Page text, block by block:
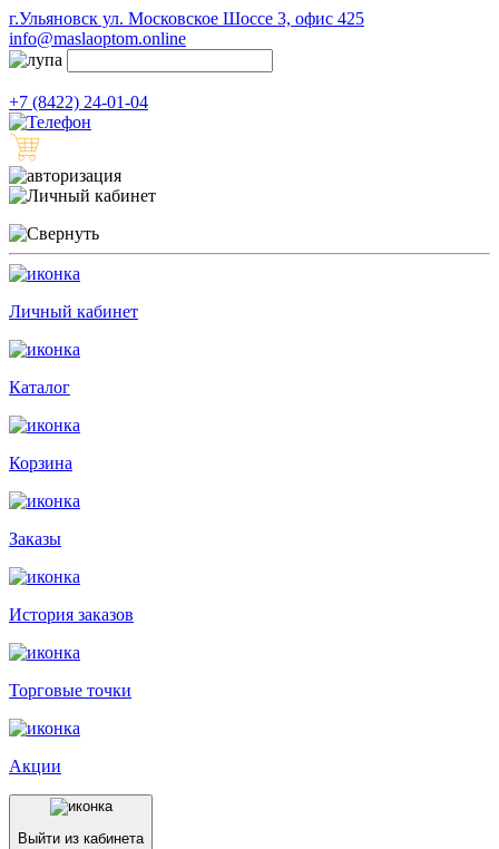
г.Ульяновск ул. Московское Шоссе 3, офис 425
info@maslaoptom.online
+7 (8422) 24-01-04
Личный кабинет
Каталог
Корзина
Заказы
История заказов
Торговые точки
Акции
Выйти из кабинета